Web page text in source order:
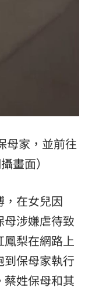
母家，並前往
畫面）
，在女兒因
母涉嫌虐待致
梨在網路上
保母家執行
姓保母和其